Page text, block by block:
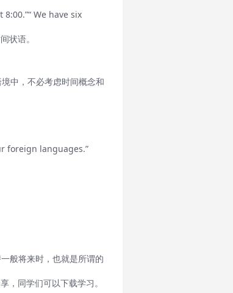
8:00.”“ We have six
状语。
中，不必考虑时间概念和
foreign languages.”
般将来时，也就是所谓的
，同学们可以下载学习。